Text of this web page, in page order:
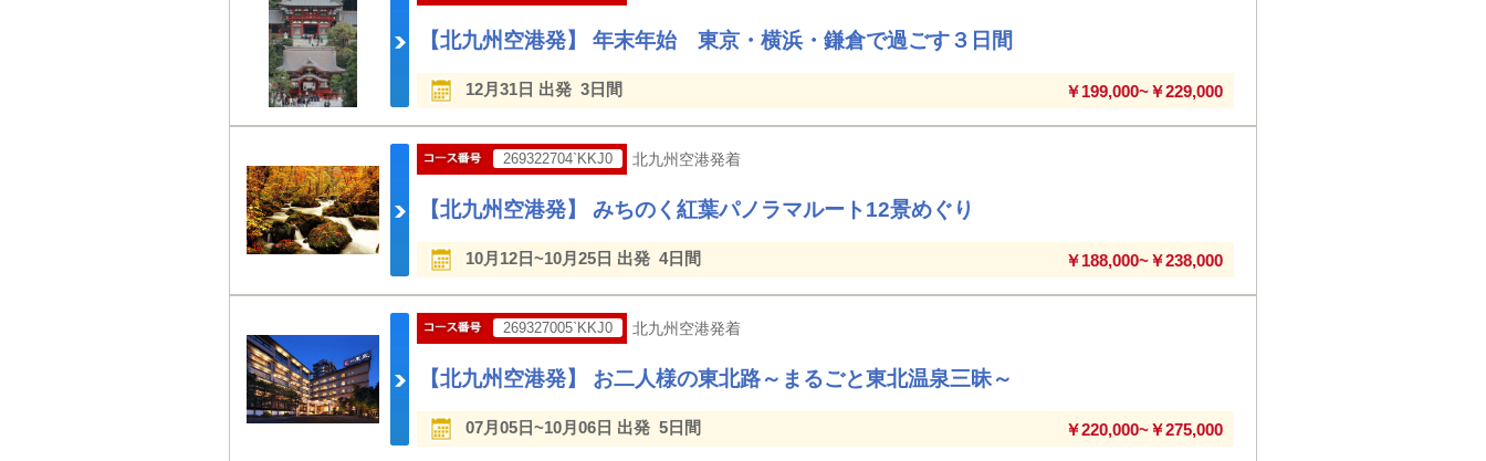
【北九州空港発】 年末年始 東京・横浜・鎌倉で過ごす３日間
12月31日 出発 3日間 ￥199,000~￥229,000
269322704`KKJ0 北九州空港発着
【北九州空港発】 みちのく紅葉パノラマルート12景めぐり
10月12日~10月25日 出発 4日間 ￥188,000~￥238,000
269327005`KKJ0 北九州空港発着
【北九州空港発】 お二人様の東北路～まるごと東北温泉三昧～
07月05日~10月06日 出発 5日間 ￥220,000~￥275,000